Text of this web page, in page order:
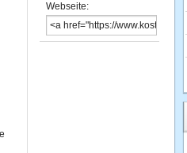
Webseite: